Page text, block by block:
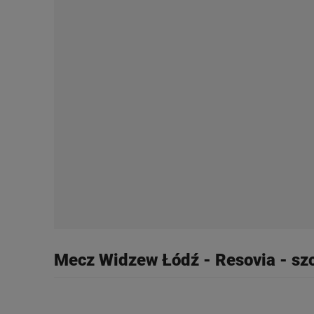
Mecz Widzew Łódź - Resovia -